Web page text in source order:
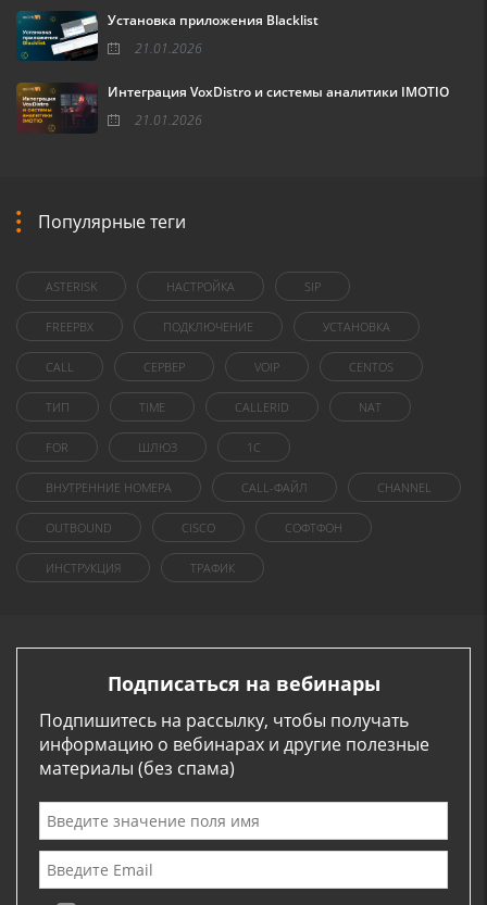
Установка приложения Blacklist
21.01.2026
Интеграция VoxDistro и системы аналитики IMOTIO
21.01.2026
Популярные теги
ASTERISK НАСТРОЙКА SIP
FREEPBX ПОДКЛЮЧЕНИЕ УСТАНОВКА
CALL СЕРВЕР VOIP CENTOS
ТИП TIME CALLERID NAT
FOR ШЛЮЗ 1C
ВНУТРЕННИЕ НОМЕРА CALL-ФАЙЛ CHANNEL
OUTBOUND CISCO СОФТФОН
ИНСТРУКЦИЯ ТРАФИК
Подписаться на вебинары
Подпишитесь на рассылку, чтобы получать
информацию о вебинарах и другие полезные
материалы (без спама)